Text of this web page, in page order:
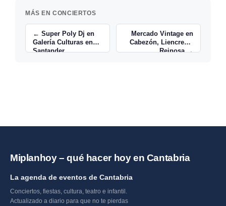
MÁS EN CONCIERTOS
← Super Poly Dj en
Galería Culturas en
Santander
Mercado Vintage en
Cabezón, Liencres y
Reinosa →
Miplanhoy – qué hacer hoy en Cantabria
La agenda de eventos de Cantabria
Conciertos, fiestas, cultura, teatro e infantil.
Actualizado a diario para que no te pierdas